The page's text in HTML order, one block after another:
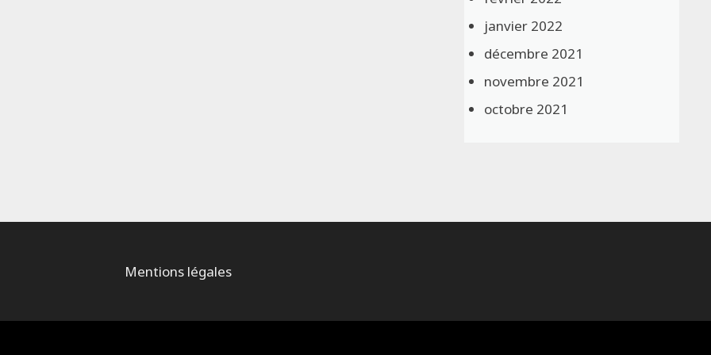
janvier 2022
décembre 2021
novembre 2021
octobre 2021
Mentions légales